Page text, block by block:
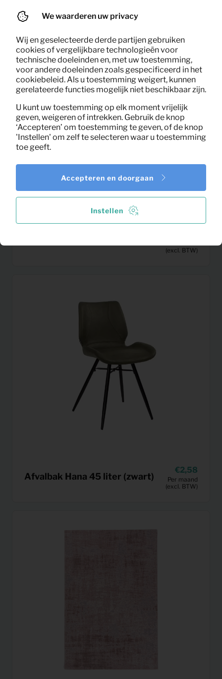
(90x200x16)
(excl. BTW)
Afvalbak Hana 45 liter (zwart)
2,58
Per maand
(excl. BTW)
We waarderen uw privacy
Wij en geselecteerde derde partijen gebruiken
cookies of vergelijkbare technologieën voor
technische doeleinden en, met uw toestemming,
voor andere doeleinden zoals gespecificeerd in het
cookiebeleid. Als u toestemming weigert, kunnen
gerelateerde functies mogelijk niet beschikbaar zijn.
U kunt uw toestemming op elk moment vrijelijk
geven, weigeren of intrekken. Gebruik de knop
‘Accepteren’ om toestemming te geven, of de knop
'Instellen' om zelf te selecteren waar u toestemming
toe geeft.
Instellen
Accepteren en doorgaan